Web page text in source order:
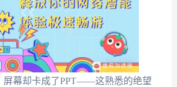
屏幕却卡成了PPT——这熟悉的绝望